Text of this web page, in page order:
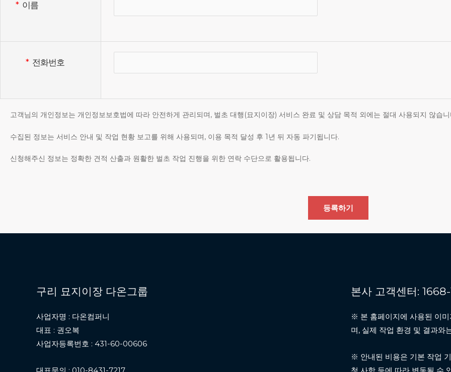
2. 개인정보의 수집 및 이용목적
회사는 수집한 개인정보를 다음의 목적을 위해 활용합니다.
관심 고객 정보 및 정기 관리 상담 등 문의 처리
마케팅 및 광고홍보에 활용
3. 개인정보의 보유 및 이용기간
회사는 개인정보수집 및 이용목적이 달성된 후에는 해당정보를 지체 없이 파기합니다. 파기절차 및 방법은 다음과 같습니다.
4. 개인정보 관리 담당자 및 연락처
[정보관리 책임자]
성명 : 구리 묘지이장 다온그룹
* 이름
* 전화번호
고객님의 개인정보는 개인정보보호법에 따라 안전하게 관리되며, 벌초 대행(묘지이장) 서비스 완료 및 상담 목적 외에는 절대 사용되지 않습니
수집된 정보는 서비스 안내 및 작업 현황 보고를 위해 사용되며, 이용 목적 달성 후 1년 뒤 자동 파기됩니다.
신청해주신 정보는 정확한 견적 산출과 원활한 벌초 작업 진행을 위한 연락 수단으로 활용됩니다.
구리 묘지이장 다온그룹
사업자명 : 다온컴퍼니
대표 : 권오복
사업자등록번호 : 431-60-00606
본사 고객센터:
※ 본 홈페이지에 사용된 이
며, 실제 작업 환경 및 결과와
※ 안내된 비용은 기본 작업 기